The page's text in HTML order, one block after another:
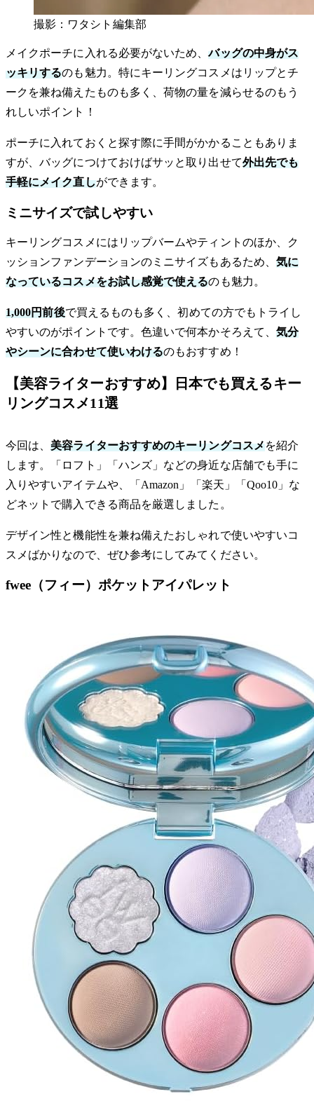
撮影：ワタシト編集部
メイクポーチに入れる必要がないため、バッグの中身がス
ッキリするのも魅力。特にキーリングコスメはリップとチ
ークを兼ね備えたものも多く、荷物の量を減らせるのもう
れしいポイント！
ポーチに入れておくと探す際に手間がかかることもありま
すが、バッグにつけておけばサッと取り出せて外出先でも
手軽にメイク直しができます。
ミニサイズで試しやすい
キーリングコスメにはリップバームやティントのほか、ク
ッションファンデーションのミニサイズもあるため、 気に
なっているコスメをお試し感覚で使えるのも魅力。
1,000円前後で買えるものも多く、初めての方でもトライし
やすいのがポイントです。色違いで何本かそろえて、 気分
やシーンに合わせて使いわけるのもおすすめ！
【美容ライターおすすめ】日本でも買えるキー
リングコスメ11選
今回は、美容ライターおすすめのキーリングコスメを紹介
します。「ロフト」「ハンズ」などの身近な店舗でも手に
入りやすいアイテムや、「Amazon」「楽天」「Qoo10」な
どネットで購入できる商品を厳選しました。
デザイン性と機能性を兼ね備えたおしゃれで使いやすいコ
スメばかりなので、ぜひ参考にしてみてください。
fwee（フィー）ポケットアイパレット